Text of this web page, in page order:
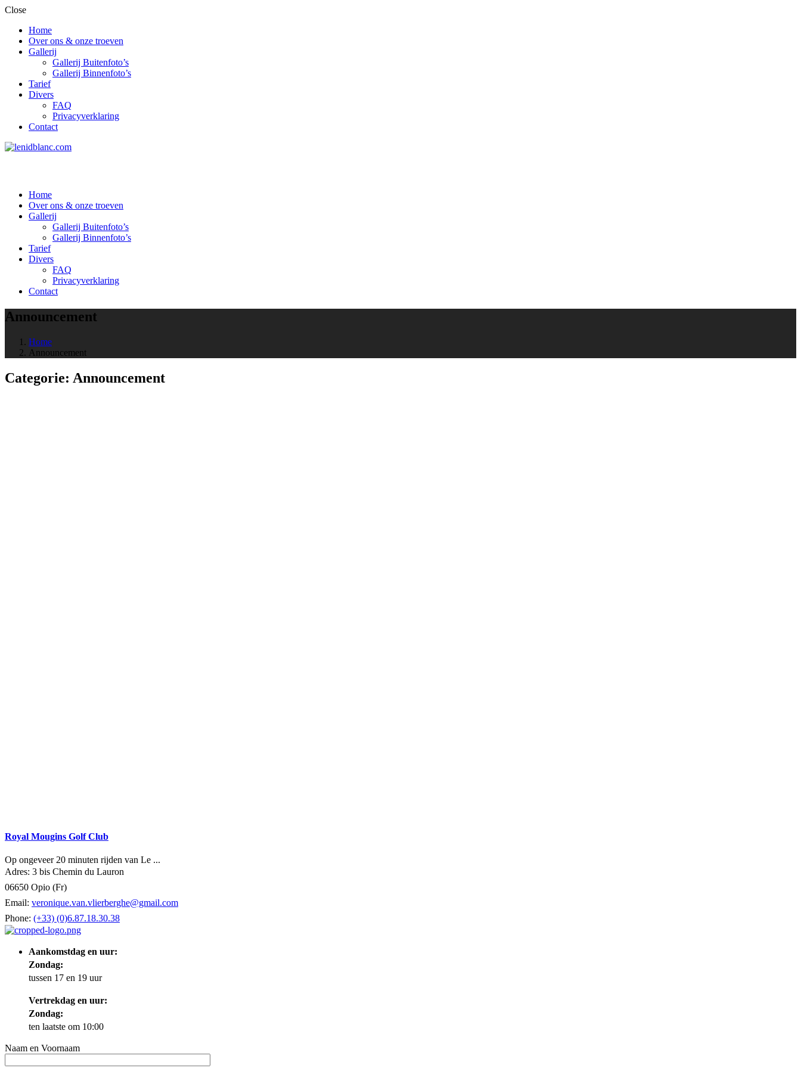
Close
Home
Over ons & onze troeven
Gallerij
Gallerij Buitenfoto’s
Gallerij Binnenfoto’s
Tarief
Divers
FAQ
Privacyverklaring
Contact
Home
Over ons & onze troeven
Gallerij
Gallerij Buitenfoto’s
Gallerij Binnenfoto’s
Tarief
Divers
FAQ
Privacyverklaring
Contact
Announcement
Home
Announcement
Categorie: Announcement
Royal Mougins Golf Club
Op ongeveer 20 minuten rijden van Le ...
Adres: 3 bis Chemin du Lauron
06650 Opio (Fr)
Email: veronique.van.vlierberghe@gmail.com
Phone: (+33) (0)6.87.18.30.38
Aankomstdag en uur:
Zondag:
tussen 17 en 19 uur
Vertrekdag en uur:
Zondag:
ten laatste om 10:00
Naam en Voornaam